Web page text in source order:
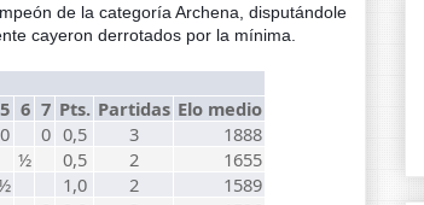
de la categoría Archena, disputándole
cayeron derrotados por la mínima.
5 6 7 Pts. Partidas Elo medio
0 0 0,5 3
1888
½ 0,5 2
1655
1,0 2
1589